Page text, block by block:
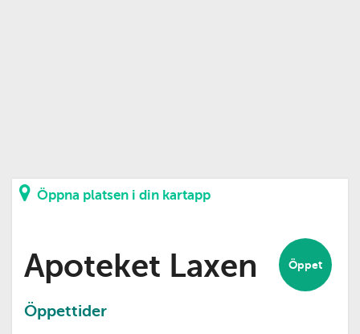
Öppna platsen i din kartapp
Öppet
Apoteket Laxen
Öppettider